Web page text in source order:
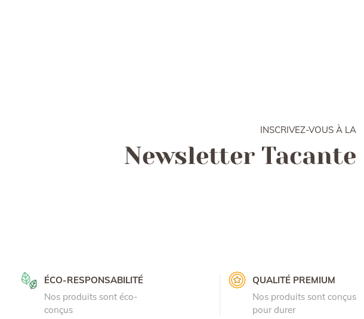
INSCRIVEZ-VOUS À LA
Newsletter Tacante
ÉCO-RESPONSABILITÉ
Nos produits sont éco-
conçus
QUALITÉ PREMIUM
Nos produits sont conçus
pour durer